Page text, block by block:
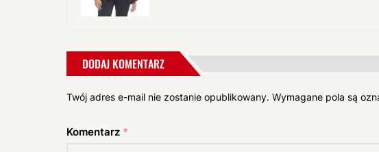
DODAJ KOMENTARZ
Twój adres e-mail nie zostanie opublikowany. Wymagane pola są
Komentarz *